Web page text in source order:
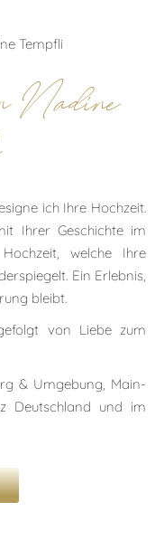
Nadine
ich Ihre Hochzeit.
Ihrer Geschichte im
welche Ihre
Ein Erlebnis,
bleibt.
von Liebe zum
& Umgebung, Main-
Deutschland und im